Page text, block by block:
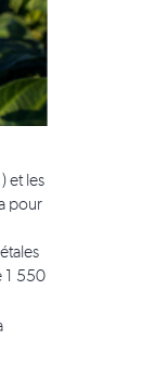
et les
pour
1 550